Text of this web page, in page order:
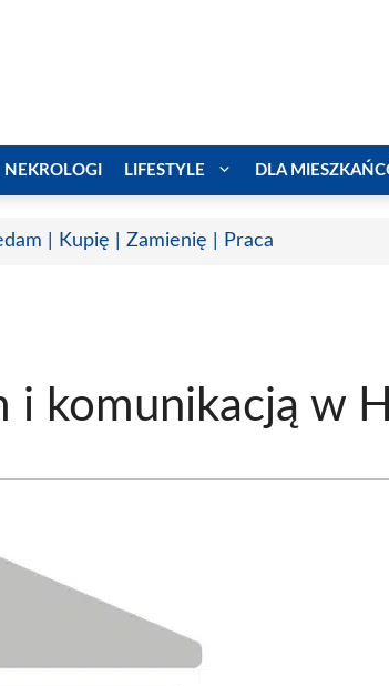
NEKROLOGI LIFESTYLE DLA
| Kupię | Zamienię | Praca
komunikacją w